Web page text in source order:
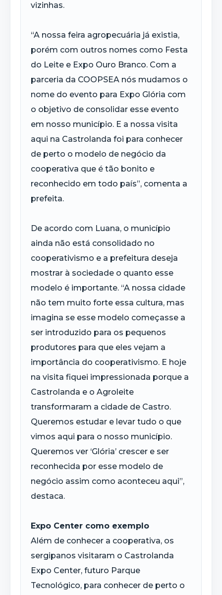
vizinhas.
“A nossa feira agropecuária já existia,
porém com outros nomes como Festa
do Leite e Expo Ouro Branco. Com a
parceria da COOPSEA nós mudamos o
nome do evento para Expo Glória com
o objetivo de consolidar esse evento
em nosso município. E a nossa visita
aqui na Castrolanda foi para conhecer
de perto o modelo de negócio da
cooperativa que é tão bonito e
reconhecido em todo país”, comenta a
prefeita.
De acordo com Luana, o município
ainda não está consolidado no
cooperativismo e a prefeitura deseja
mostrar à sociedade o quanto esse
modelo é importante. “A nossa cidade
não tem muito forte essa cultura, mas
imagina se esse modelo começasse a
ser introduzido para os pequenos
produtores para que eles vejam a
importância do cooperativismo. E hoje
na visita fiquei impressionada porque a
Castrolanda e o Agroleite
transformaram a cidade de Castro.
Queremos estudar e levar tudo o que
vimos aqui para o nosso município.
Queremos ver ‘Glória’ crescer e ser
reconhecida por esse modelo de
negócio assim como aconteceu aqui”,
destaca.
Expo Center como exemplo
Além de conhecer a cooperativa, os
sergipanos visitaram o Castrolanda
Expo Center, futuro Parque
Tecnológico, para conhecer de perto o